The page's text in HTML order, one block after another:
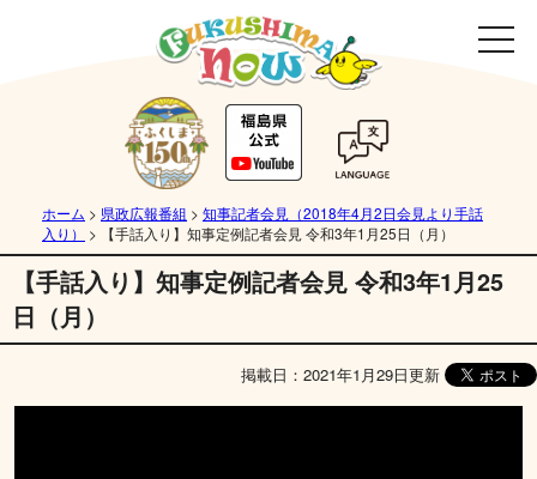
ホーム > 県政広報番組 > 知事記者会見（2018年4月2日会見より手話
入り）
> 【手話入り】知事定例記者会見 令和3年1月25日（月）
【手話入り】知事定例記者会見 令和3年1月25
日（月）
掲載日：2021年1月29日更新